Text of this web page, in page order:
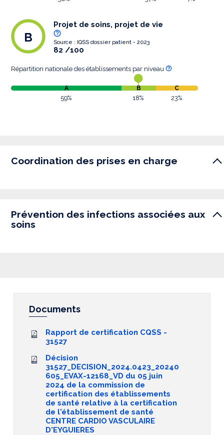
Projet de soins, projet de vie
Source : IQSS dossier patient - 2023
82 /100
B
Répartition nationale des établissements par niveau
A B C
59% 18% 23%
Coordination des prises en charge
Prévention des infections associées aux
soins
Documents
Rapport de certification CQSS -
31527
Décision
31527_DECISION_2024.0423_20240
605_EVAX-12168_VD du 05 juin
2024 de la commission de
certification des établissements
de santé relative à la certification
de l'établissement de santé
CENTRE CARDIO VASCULAIRE
D'EYGUIERES